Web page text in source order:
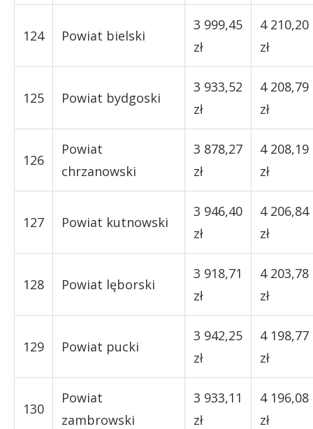
124 Powiat bielski
3 999,45
zł
4 210,20
zł
125 Powiat bydgoski
3 933,52
zł
4 208,79
zł
126
Powiat
chrzanowski
3 878,27
zł
4 208,19
zł
127 Powiat kutnowski
3 946,40
zł
4 206,84
zł
128 Powiat lęborski
3 918,71
zł
4 203,78
zł
129 Powiat pucki
3 942,25
zł
4 198,77
zł
130
Powiat
zambrowski
3 933,11
zł
4 196,08
zł